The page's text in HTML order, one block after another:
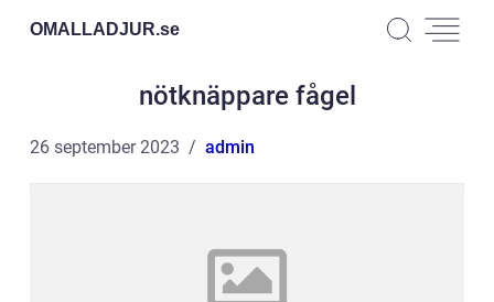
OMALLADJUR.se
nötknäppare fågel
26 september 2023 admin